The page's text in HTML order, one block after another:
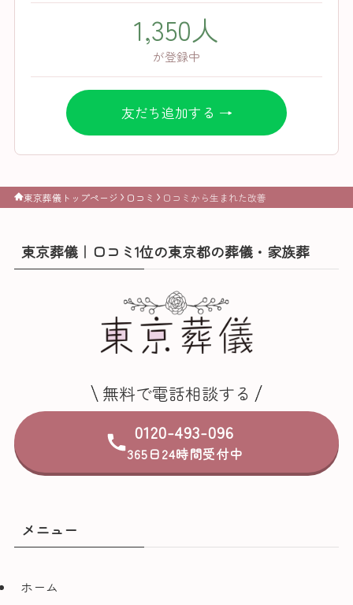
1,350人
が登録中
友だち追加する →
東京葬儀トップページ 口コミ 口コミから生まれた改善
東京葬儀｜口コミ1位の東京都の葬儀・家族葬
無料で電話相談する
0120-493-096
365日24時間受付中
メニュー
ホーム